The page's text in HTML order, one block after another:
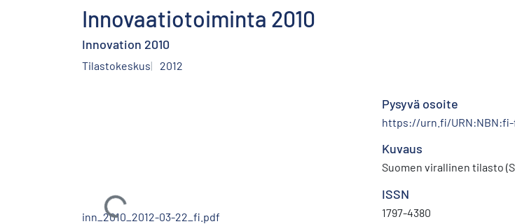
Innovaatiotoiminta 2010
Innovation 2010
Tilastokeskus 2012
inn_2010_2012-03-22_fi.pdf
Pysyvä osoite
https://urn.fi/URN:NBN:fi-
Kuvaus
Suomen virallinen tilasto
ISSN
1797-4380